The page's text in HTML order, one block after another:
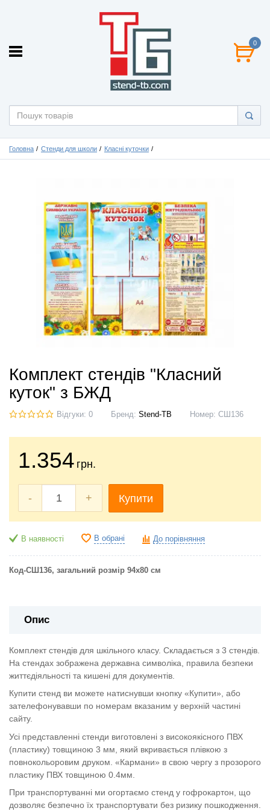
0
Головна Стенди для школи Класні куточки
Комплект стендів "Класний
куток" з БЖД
Відгуки: 0 Бренд: Stend-TB Номер: СШ136
1.354 грн.
- + Купити
В наявності В обрані До порівняння
Код-СШ136, загальний розмір 94х80 см
Опис
Комплект стендів для шкільного класу. Складається з 3 стендів.
На стендах зображена державна символіка, правила безпеки
життєдіяльності та кишені для документів.
Купити стенд ви можете натиснувши кнопку «Купити», або
зателефонувавши по номерам вказаним у верхній частині
сайту.
Усі представленні стенди виготовлені з високоякісного ПВХ
(пластику) товщиною 3 мм, який вкривається плівкою з
повнокольоровим друком. «Кармани» в свою чергу з прозорого
пластику ПВХ товщиною 0.4мм.
При транспортуванні ми огортаємо стенд у гофрокартон, що
дозволяє безпечно їх транспортувати без ризику пошкодження.